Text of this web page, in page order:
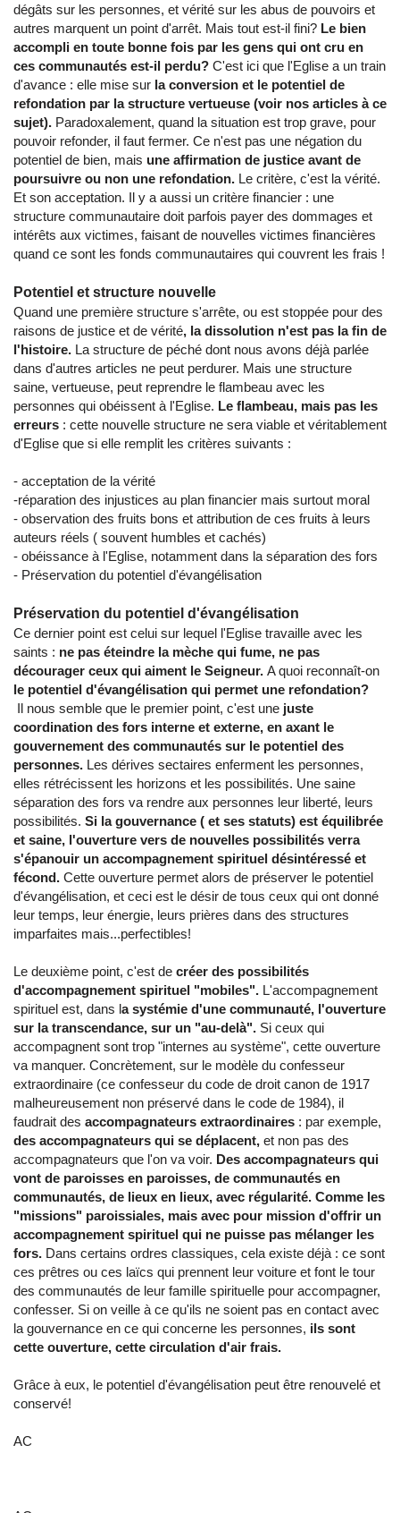
dégâts sur les personnes, et vérité sur les abus de pouvoirs et
autres marquent un point d'arrêt. Mais tout est-il fini? Le bien
accompli en toute bonne fois par les gens qui ont cru en
ces communautés est-il perdu? C'est ici que l'Eglise a un train
d'avance : elle mise sur la conversion et le potentiel de
refondation par la structure vertueuse (voir nos articles à ce
sujet). Paradoxalement, quand la situation est trop grave, pour
pouvoir refonder, il faut fermer. Ce n'est pas une négation du
potentiel de bien, mais une affirmation de justice avant de
poursuivre ou non une refondation. Le critère, c'est la vérité.
Et son acceptation. Il y a aussi un critère financier : une
structure communautaire doit parfois payer des dommages et
intérêts aux victimes, faisant de nouvelles victimes financières
quand ce sont les fonds communautaires qui couvrent les frais !
Potentiel et structure nouvelle
Quand une première structure s'arrête, ou est stoppée pour des
raisons de justice et de vérité, la dissolution n'est pas la fin de
l'histoire. La structure de péché dont nous avons déjà parlée
dans d'autres articles ne peut perdurer. Mais une structure
saine, vertueuse, peut reprendre le flambeau avec les
personnes qui obéissent à l'Eglise. Le flambeau, mais pas les
erreurs : cette nouvelle structure ne sera viable et véritablement
d'Eglise que si elle remplit les critères suivants :
- acceptation de la vérité
-réparation des injustices au plan financier mais surtout moral
- observation des fruits bons et attribution de ces fruits à leurs
auteurs réels ( souvent humbles et cachés)
- obéissance à l'Eglise, notamment dans la séparation des fors
- Préservation du potentiel d'évangélisation
Préservation du potentiel d'évangélisation
Ce dernier point est celui sur lequel l'Eglise travaille avec les
saints : ne pas éteindre la mèche qui fume, ne pas
décourager ceux qui aiment le Seigneur. A quoi reconnaît-on
le potentiel d'évangélisation qui permet une refondation?
Il nous semble que le premier point, c'est une juste
coordination des fors interne et externe, en axant le
gouvernement des communautés sur le potentiel des
personnes. Les dérives sectaires enferment les personnes,
elles rétrécissent les horizons et les possibilités. Une saine
séparation des fors va rendre aux personnes leur liberté, leurs
possibilités. Si la gouvernance ( et ses statuts) est équilibrée
et saine, l'ouverture vers de nouvelles possibilités verra
s'épanouir un accompagnement spirituel désintéressé et
fécond. Cette ouverture permet alors de préserver le potentiel
d'évangélisation, et ceci est le désir de tous ceux qui ont donné
leur temps, leur énergie, leurs prières dans des structures
imparfaites mais...perfectibles!
Le deuxième point, c'est de créer des possibilités
d'accompagnement spirituel "mobiles". L'accompagnement
spirituel est, dans la systémie d'une communauté, l'ouverture
sur la transcendance, sur un "au-delà". Si ceux qui
accompagnent sont trop "internes au système", cette ouverture
va manquer. Concrètement, sur le modèle du confesseur
extraordinaire (ce confesseur du code de droit canon de 1917
malheureusement non préservé dans le code de 1984), il
faudrait des accompagnateurs extraordinaires : par exemple,
des accompagnateurs qui se déplacent, et non pas des
accompagnateurs que l'on va voir. Des accompagnateurs qui
vont de paroisses en paroisses, de communautés en
communautés, de lieux en lieux, avec régularité. Comme les
"missions" paroissiales, mais avec pour mission d'offrir un
accompagnement spirituel qui ne puisse pas mélanger les
fors. Dans certains ordres classiques, cela existe déjà : ce sont
ces prêtres ou ces laïcs qui prennent leur voiture et font le tour
des communautés de leur famille spirituelle pour accompagner,
confesser. Si on veille à ce qu'ils ne soient pas en contact avec
la gouvernance en ce qui concerne les personnes, ils sont
cette ouverture, cette circulation d'air frais.
Grâce à eux, le potentiel d'évangélisation peut être renouvelé et
conservé!
AC